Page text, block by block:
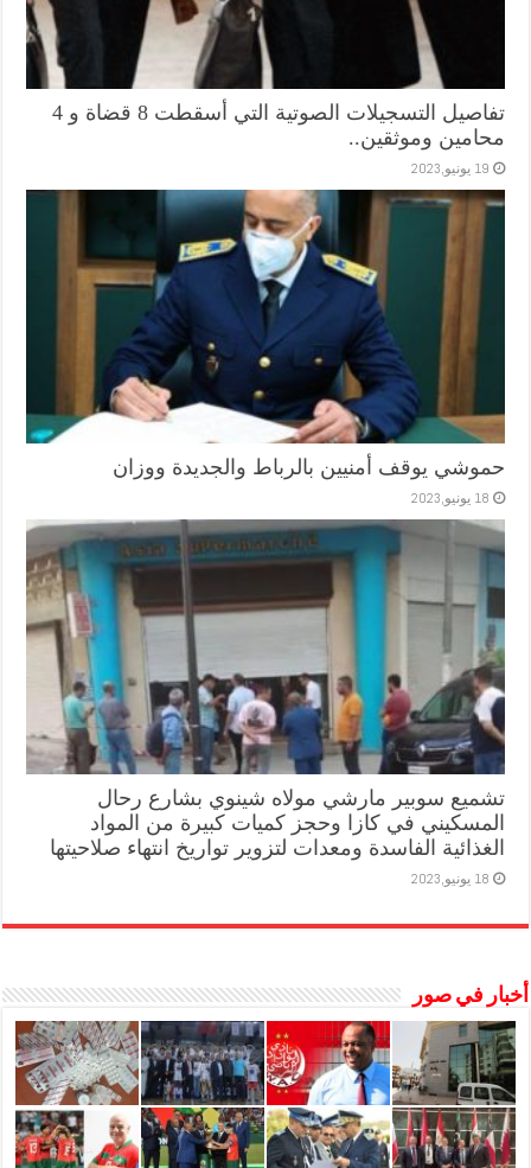
تفاصيل التسجيلات الصوتية التي أسقطت 8 قضاة و 4
محامين وموثقين..
19 يونيو,2023
حموشي يوقف أمنيين بالرباط والجديدة ووزان
18 يونيو,2023
تشميع سوبير مارشي مولاه شينوي بشارع رحال
المسكيني في كازا وحجز كميات كبيرة من المواد
الغذائية الفاسدة ومعدات لتزوير تواريخ انتهاء صلاحيتها
18 يونيو,2023
أخبار في صور